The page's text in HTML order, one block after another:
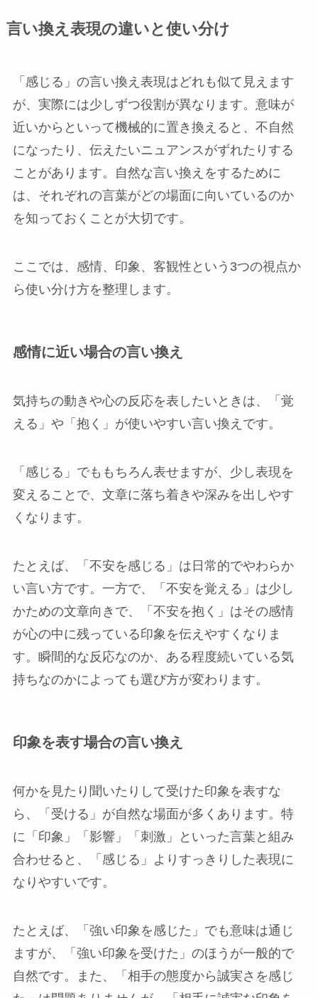
言い換え表現の違いと使い分け
「感じる」の言い換え表現はどれも似て見えます
が、実際には少しずつ役割が異なります。意味が
近いからといって機械的に置き換えると、不自然
になったり、伝えたいニュアンスがずれたりする
ことがあります。自然な言い換えをするために
は、それぞれの言葉がどの場面に向いているのか
を知っておくことが大切です。
ここでは、感情、印象、客観性という3つの視点か
ら使い分け方を整理します。
感情に近い場合の言い換え
気持ちの動きや心の反応を表したいときは、「覚
える」や「抱く」が使いやすい言い換えです。
「感じる」でももちろん表せますが、少し表現を
変えることで、文章に落ち着きや深みを出しやす
くなります。
たとえば、「不安を感じる」は日常的でやわらか
い言い方です。一方で、「不安を覚える」は少し
かための文章向きで、「不安を抱く」はその感情
が心の中に残っている印象を伝えやすくなりま
す。瞬間的な反応なのか、ある程度続いている気
持ちなのかによっても選び方が変わります。
印象を表す場合の言い換え
何かを見たり聞いたりして受けた印象を表すな
ら、「受ける」が自然な場面が多くあります。特
に「印象」「影響」「刺激」といった言葉と組み
合わせると、「感じる」よりすっきりした表現に
なりやすいです。
たとえば、「強い印象を感じた」でも意味は通じ
ますが、「強い印象を受けた」のほうが一般的で
自然です。また、「相手の態度から誠実さを感じ